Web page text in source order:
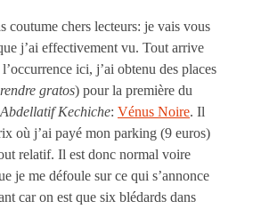
coutume chers lecteurs: je vais vous
j’ai effectivement vu. Tout arrive
ici, j’ai obtenu des places
gratos) pour la première du
Abdellatif Kechiche: Vénus Noire. Il
où j’ai payé mon parking (9 euros)
relatif. Il est donc normal voire
je me défoule sur ce qui s’annonce
car on est que six blédards dans